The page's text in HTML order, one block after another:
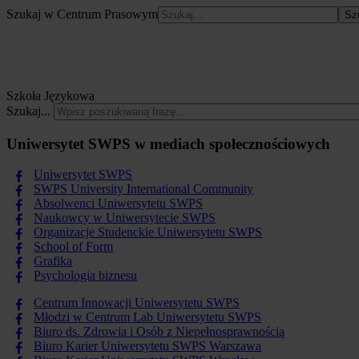
Szukaj w Centrum Prasowym
Szkoła Językowa
Szukaj...
Uniwersytet SWPS w mediach społecznościowych
Uniwersytet SWPS
SWPS University International Community
Absolwenci Uniwersytetu SWPS
Naukowcy w Uniwersytecie SWPS
Organizacje Studenckie Uniwersytetu SWPS
School of Form
Grafika
Psychologia biznesu
Centrum Innowacji Uniwersytetu SWPS
Młodzi w Centrum Lab Uniwersytetu SWPS
Biuro ds. Zdrowia i Osób z Niepełnosprawnością
Biuro Karier Uniwersytetu SWPS Warszawa